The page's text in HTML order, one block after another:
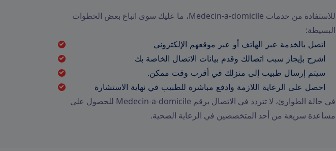
للاستفادة من خدمات Medecin-a-domicile، ما عليك سوى اتباع بعض الخطوات
البسيطة:
اتصل بالخدمة عبر الهاتف أو عبر موقعهم الإلكتروني
اشرح بإيجاز سبب اتصالك وقدم بيانات الاتصال الخاصة بك
سيتم إرسال طبيب إلى منزلك في أقرب وقت ممكن.
احصل على الرعاية اللازمة وادفع مباشرة للطبيب في نهاية الاستشارة
في حالة الطوارئ، لا تتردد في الاتصال برقم Medecin-a-domicile للحصول على
مساعدة سريعة من أحد المتخصصين في الرعاية الصحية.